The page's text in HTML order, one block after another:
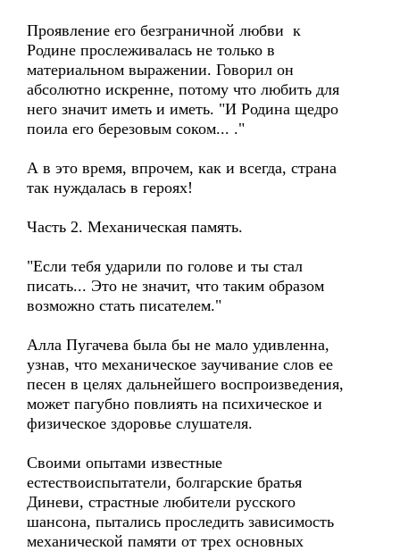
Проявление его безграничной любви к
Родине прослеживалась не только в
материальном выражении. Говорил он
абсолютно искренне, потому что любить для
него значит иметь и иметь. "И Родина щедро
поила его березовым соком... ."
А в это время, впрочем, как и всегда, страна
так нуждалась в героях!
Часть 2. Механическая память.
"Если тебя ударили по голове и ты стал
писать... Это не значит, что таким образом
возможно стать писателем."
Алла Пугачева была бы не мало удивленна,
узнав, что механическое заучивание слов ее
песен в целях дальнейшего воспроизведения,
может пагубно повлиять на психическое и
физическое здоровье слушателя.
Своими опытами известные
естествоиспытатели, болгарские братья
Диневи, страстные любители русского
шансона, пытались проследить зависимость
механической памяти от трех основных